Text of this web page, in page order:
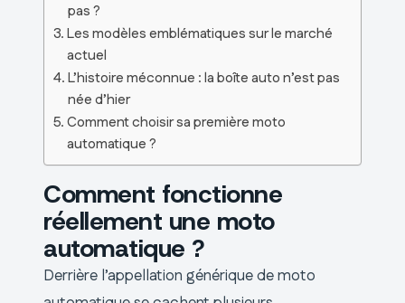
pas ?
Les modèles emblématiques sur le marché
actuel
L’histoire méconnue : la boîte auto n’est pas
née d’hier
Comment choisir sa première moto
automatique ?
Comment fonctionne
réellement une moto
automatique ?
Derrière l’appellation générique de moto